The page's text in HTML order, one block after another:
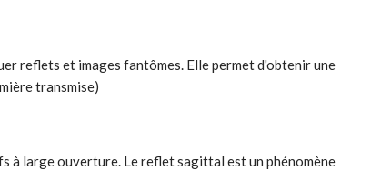
reflets et images fantômes. Elle permet d'obtenir une
transmise)
à large ouverture. Le reflet sagittal est un phénomène